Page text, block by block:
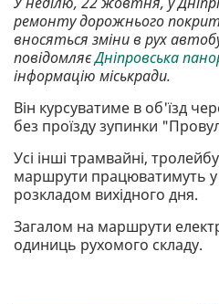
ремонту дорожнього
вносяться зміни в рух
повідомляєДніпровська
інформацію міськради.
Він курсуватиме в об'їзд
без проїзду зупинки
Усі інші трамвайні,
маршрути працюватимуть
розкладом вихідного дня.
Загалом на маршрути
одиниць рухомого складу.